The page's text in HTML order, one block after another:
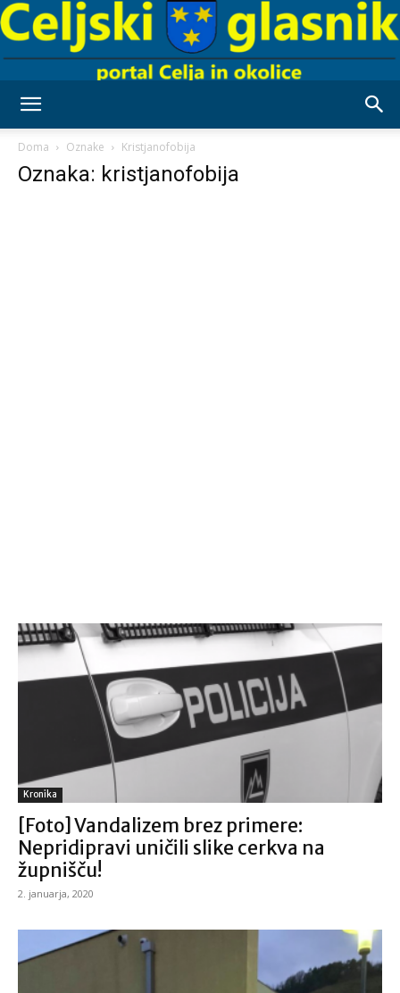
Doma Oznake Kristjanofobija
Oznaka: kristjanofobija
Kronika
[Foto] Vandalizem brez primere:
Nepridipravi uničili slike cerkva na
župnišču!
2. januarja, 2020